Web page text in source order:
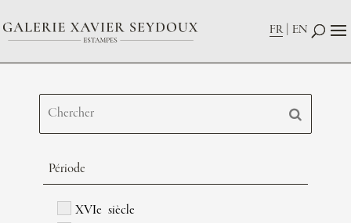
FR EN
Période
XVIe siècle